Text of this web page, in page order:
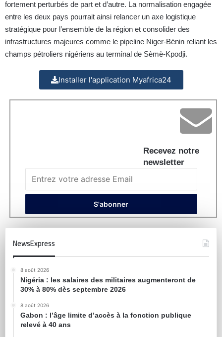
fortement perturbés de part et d’autre. La normalisation engagée
entre les deux pays pourrait ainsi relancer un axe logistique
stratégique pour l’ensemble de la région et consolider des
infrastructures majeures comme le pipeline Niger-Bénin reliant les
champs pétroliers nigériens au terminal de Sèmè-Kpodji.
Installer l'application Myafrica24
Recevez notre
newsletter
NewsExpress
8 août 2026
Nigéria : les salaires des militaires augmenteront de
30% à 80% dès septembre 2026
8 août 2026
Gabon : l’âge limite d’accès à la fonction publique
relevé à 40 ans